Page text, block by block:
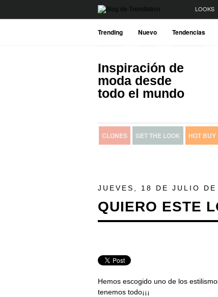
LOOKS
Trending Nuevo Tendencias
Inspiración de
moda desde
todo el mundo
CLONES GET THE LOOK HOT BUY
JUEVES, 18 DE JULIO DE
QUIERO ESTE
Hemos escogido uno de los
tenemos todo¡¡¡